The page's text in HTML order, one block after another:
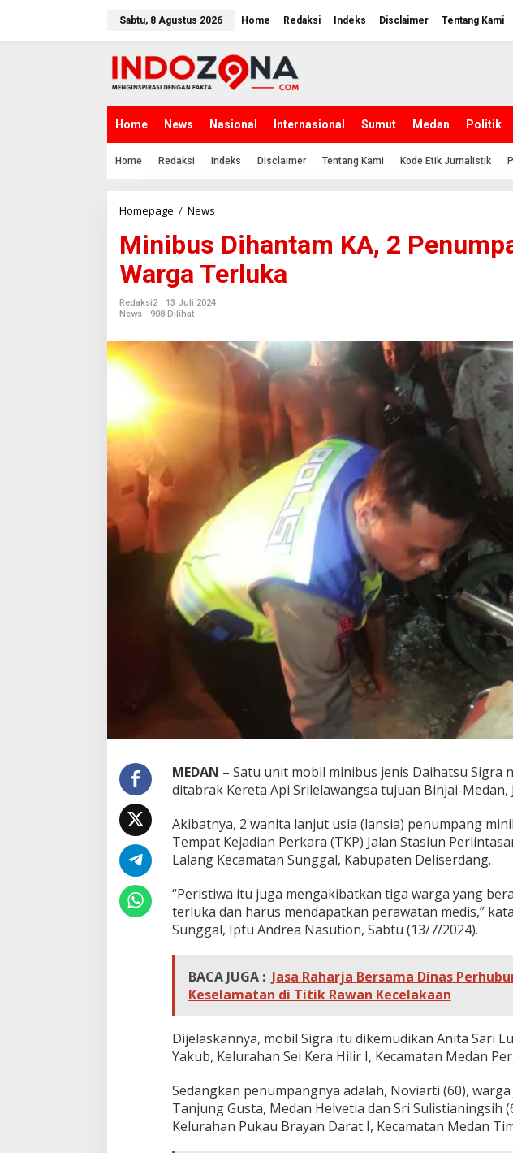
Sabtu, 8 Agustus 2026 Home Redaksi Indeks Disclaimer Tentang Kami
Home News Nasional Internasional Sumut Medan Politik
Home Redaksi Indeks Disclaimer Tentang Kami Kode Etik Jurnalistik
Homepage / News
KA,
Penumpang
Tewas,
3
Minibus Dihantam KA, 2
Warga Terluka
Redaksi2
13 Juli 2024
News
908 Dilihat
MEDAN – Satu unit mobil minibus jenis Daihatsu Sigra
ditabrak Kereta Api Srilelawangsa tujuan Binjai-Medan,
Akibatnya, 2 wanita lanjut usia (lansia) penumpang
Tempat Kejadian Perkara (TKP) Jalan Stasiun
Lalang Kecamatan Sunggal, Kabupaten Deliserdang.
“Peristiwa itu juga mengakibatkan tiga warga yang
terluka dan harus mendapatkan perawatan medis,”
Sunggal, Iptu Andrea Nasution, Sabtu (13/7/2024).
BACA JUGA : Jasa Raharja Bersama Dinas
Keselamatan di Titik Rawan Kecelakaan
Dijelaskannya, mobil Sigra itu dikemudikan Anita Sari
Yakub, Kelurahan Sei Kera Hilir I, Kecamatan Medan
Sedangkan penumpangnya adalah, Noviarti (60),
Tanjung Gusta, Medan Helvetia dan Sri Sulistianingsih
Kelurahan Pukau Brayan Darat I, Kecamatan Medan